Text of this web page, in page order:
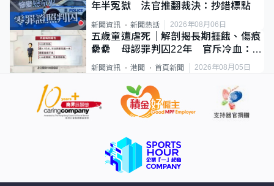
年半冤獄 法官推翻裁決：抄錯標點
新聞資訊 新聞熱話 2026年08月06日
五歲童遭虐死｜解剖揭長期捱餓、傷痕
纍纍 母認罪判囚22年 官斥冷血：同
類案最惡劣
新聞資訊 港聞 首頁新聞 2026年08月05日